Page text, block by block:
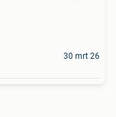
30 mrt 26